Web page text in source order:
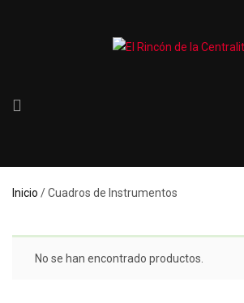
Inicio / Cuadros de Instrumentos
No se han encontrado productos.